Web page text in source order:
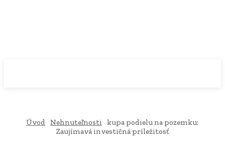
Úvod Nehnuteľnosti
kupa podielu na pozemku:
Zaujímavá investičná príležitosť